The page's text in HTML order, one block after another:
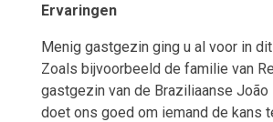
Ervaringen
Menig gastgezin ging u al voor in dit
Zoals bijvoorbeeld de familie van
gastgezin van de Braziliaanse João
doet ons goed om iemand de kans